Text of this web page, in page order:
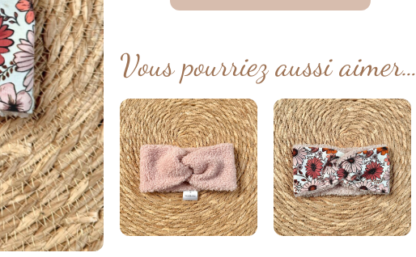
Vous pourriez aussi aimer…